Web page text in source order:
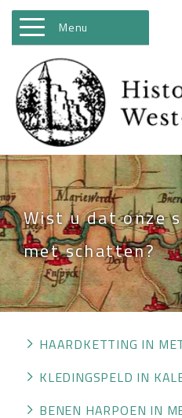
Menu
WELKOM
ACTIVITEITEN
NIEUWS
BIBLIOTHEEK
ARCHEOLOGIE
HISTORIE
BEELDBANK
KASTELEN IN WEST BETUWE
WO II
OVER HKWB
LID WORDEN
Wist u dat onze
met schatten?
HAARDKETTING IN
KLEDINGSPELD IN
BENEN HARPOEN IN